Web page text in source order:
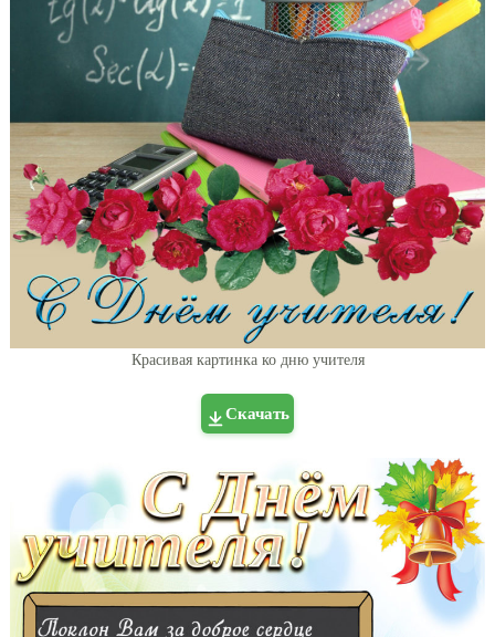
Красивая картинка ко дню учителя
Скачать